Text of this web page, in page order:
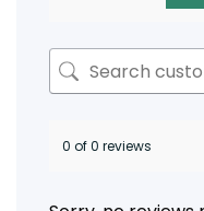
0 of 0 reviews